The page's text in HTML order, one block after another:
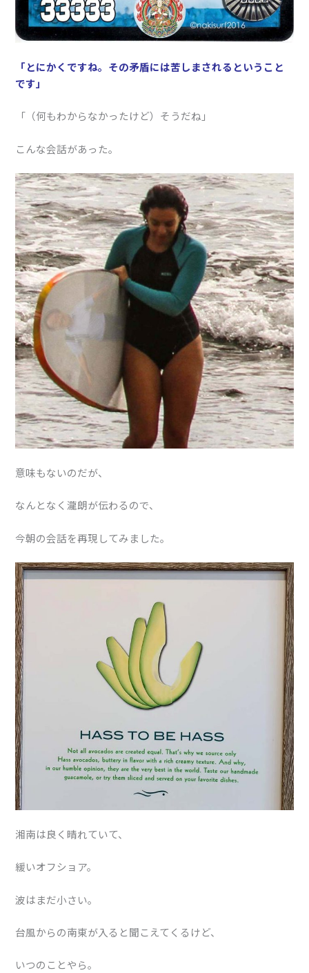
「とにかくですね。その矛盾には苦しまされるということ
です」
「（何もわからなかったけど）そうだね」
こんな会話があった。
意味もないのだが、
なんとなく瀧朗が伝わるので、
今朝の会話を再現してみました。
湘南は良く晴れていて、
緩いオフショア。
波はまだ小さい。
台風からの南東が入ると聞こえてくるけど、
いつのことやら。